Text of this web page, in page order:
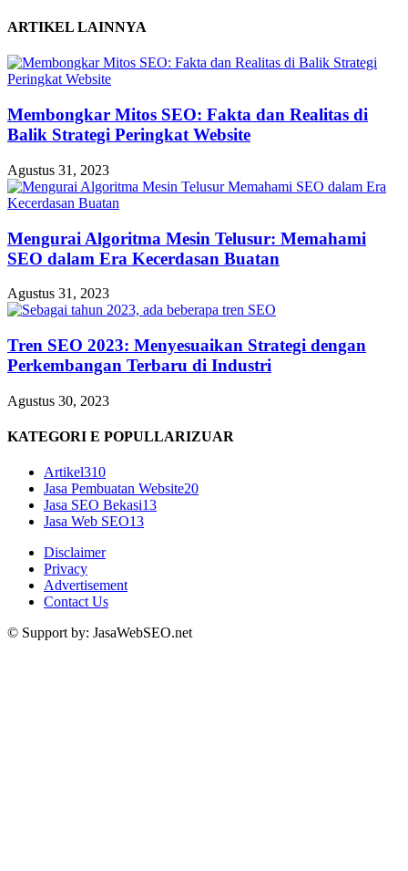
ARTIKEL LAINNYA
Membongkar Mitos SEO: Fakta dan Realitas di
Balik Strategi Peringkat Website
Agustus 31, 2023
Mengurai Algoritma Mesin Telusur: Memahami
SEO dalam Era Kecerdasan Buatan
Agustus 31, 2023
Tren SEO 2023: Menyesuaikan Strategi dengan
Perkembangan Terbaru di Industri
Agustus 30, 2023
KATEGORI E POPULLARIZUAR
Artikel310
Jasa Pembuatan Website20
Jasa SEO Bekasi13
Jasa Web SEO13
Disclaimer
Privacy
Advertisement
Contact Us
© Support by: JasaWebSEO.net